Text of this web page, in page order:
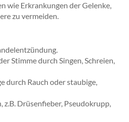
wie Erkrankungen der Gelenke,
zu vermeiden.
Stimme durch Singen, Schreien,
durch Rauch oder staubige,
z.B. Drüsenfieber, Pseudokrupp,